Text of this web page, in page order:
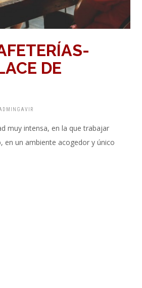
DE
muy intensa, en la que trabajar
en un ambiente acogedor y único